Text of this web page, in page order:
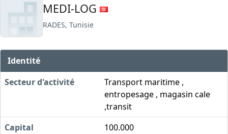
MEDI-LOG
RADES, Tunisie
Identité
Secteur d'activité
Transport maritime ,
entropesage , magasin cale
,transit
Capital
100.000